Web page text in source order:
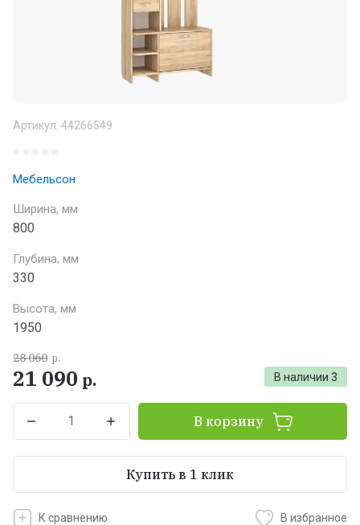
Артикул: 44266549
Мебельсон
Ширина, мм
800
Глубина, мм
330
Высота, мм
1950
В наличии 3
28 060 р.
21 090 р.
В корзину
Купить в 1 клик
К сравнению В избранное